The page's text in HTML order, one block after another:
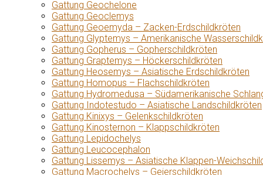
Gattung Geochelone
Gattung Geoclemys
Gattung Geoemyda – Zacken-Erdschildkröten
Gattung Glyptemys – Amerikanische
Gattung Gopherus – Gopherschildkröten
Gattung Graptemys – Höckerschildkröten
Gattung Heosemys – Asiatische Erdschildkröten
Gattung Homopus – Flachschildkröten
Gattung Hydromedusa – Südamerikanische
Gattung Indotestudo – Asiatische Landschildkröten
Gattung Kinixys – Gelenkschildkröten
Gattung Kinosternon – Klappschildkröten
Gattung Lepidochelys
Gattung Leucocephalon
Gattung Lissemys – Asiatische Klappen-
Gattung Macrochelys – Geierschildkröten